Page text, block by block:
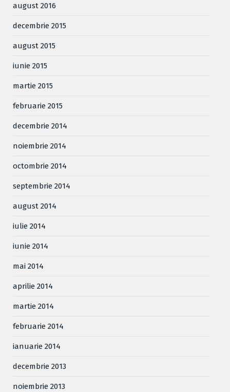
august 2016
decembrie 2015
august 2015
iunie 2015
martie 2015
februarie 2015
decembrie 2014
noiembrie 2014
octombrie 2014
septembrie 2014
august 2014
iulie 2014
iunie 2014
mai 2014
aprilie 2014
martie 2014
februarie 2014
ianuarie 2014
decembrie 2013
noiembrie 2013